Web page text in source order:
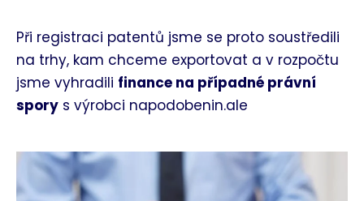
Při registraci patentů jsme se proto soustředili
na trhy, kam chceme exportovat a v rozpočtu
jsme vyhradili finance na případné právní
spory s výrobci napodobenin.ale